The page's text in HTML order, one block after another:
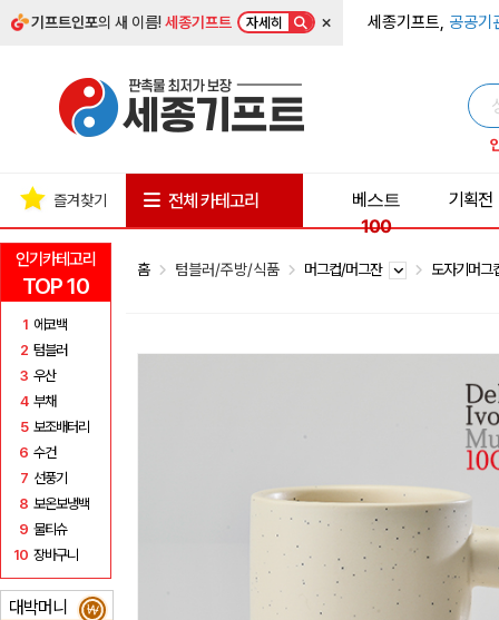
기프트인포의 새 이름!세종기프트 자세히 × 세종기프트, 공공기
인기카테고리
TOP 10
1 에코백
2 텀블러
3 우산
4 부채
5 보조배터리
6 수건
7 선풍기
8 보온보냉백
9 물티슈
10 장바구니
대박머니 ₩
즐겨찾기 전체 카테고리
베스트
100
기획전
홈 텀블러/주방/식품 머그컵/머그잔 도자기머